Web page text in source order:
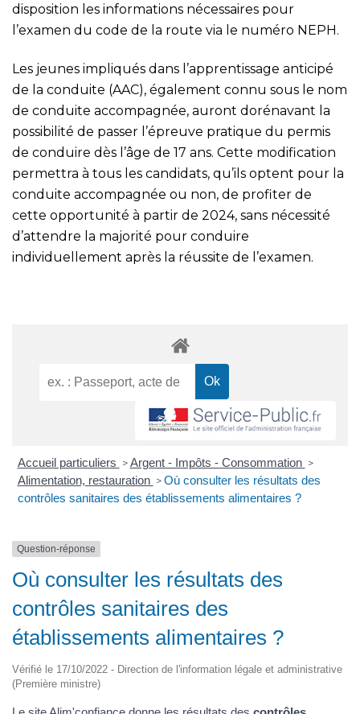
disposition les informations nécessaires pour
l’examen du code de la route via le numéro NEPH.
Les jeunes impliqués dans l’apprentissage anticipé
de la conduite (AAC), également connu sous le nom
de conduite accompagnée, auront dorénavant la
possibilité de passer l’épreuve pratique du permis
de conduire dès l’âge de 17 ans. Cette modification
permettra à tous les candidats, qu’ils optent pour la
conduite accompagnée ou non, de profiter de
cette opportunité à partir de 2024, sans nécessité
d’attendre la majorité pour conduire
individuellement après la réussite de l’examen.
Accueil particuliers > Argent - Impôts - Consommation >
Alimentation, restauration > Où consulter les résultats des
contrôles sanitaires des établissements alimentaires ?
Question-réponse
Où consulter les résultats des
contrôles sanitaires des
établissements alimentaires ?
Vérifié le 17/10/2022 - Direction de l'information légale et administrative
(Première ministre)